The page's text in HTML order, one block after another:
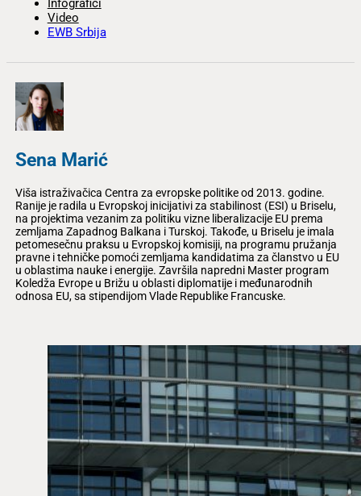
Infografici
Video
EWB Srbija
Sena Marić
Viša istraživačica Centra za evropske politike od 2013. godine.
Ranije je radila u Evropskoj inicijativi za stabilinost (ESI) u Briselu,
na projektima vezanim za politiku vizne liberalizacije EU prema
zemljama Zapadnog Balkana i Turskoj. Takođe, u Briselu je imala
petomesečnu praksu u Evropskoj komisiji, na programu pružanja
pravne i tehničke pomoći zemljama kandidatima za članstvo u EU
u oblastima nauke i energije. Završila napredni Master program
Koledža Evrope u Brižu u oblasti diplomatije i međunarodnih
odnosa EU, sa stipendijom Vlade Republike Francuske.